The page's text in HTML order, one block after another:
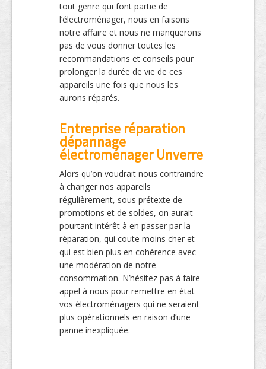
tout genre qui font partie de
l’électroménager, nous en faisons
notre affaire et nous ne manquerons
pas de vous donner toutes les
recommandations et conseils pour
prolonger la durée de vie de ces
appareils une fois que nous les
aurons réparés.
Entreprise réparation
dépannage
électroménager Unverre
Alors qu’on voudrait nous contraindre
à changer nos appareils
régulièrement, sous prétexte de
promotions et de soldes, on aurait
pourtant intérêt à en passer par la
réparation, qui coute moins cher et
qui est bien plus en cohérence avec
une modération de notre
consommation. N’hésitez pas à faire
appel à nous pour remettre en état
vos électroménagers qui ne seraient
plus opérationnels en raison d’une
panne inexpliquée.